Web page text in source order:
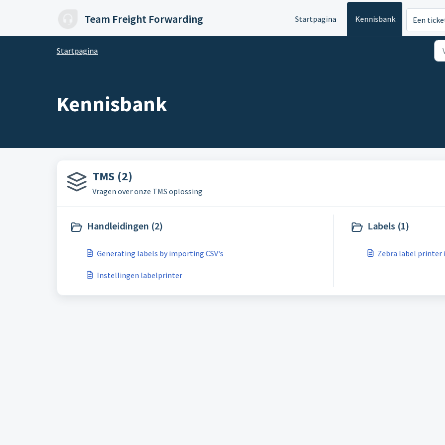
Team Freight Forwarding Startpagina Kennisbank Een
Startpagina
Kennisbank
TMS (2)
Vragen over onze TMS oplossing
Handleidingen (2)
Generating labels by importing CSV's
Instellingen labelprinter
Labels (1)
Zebra label